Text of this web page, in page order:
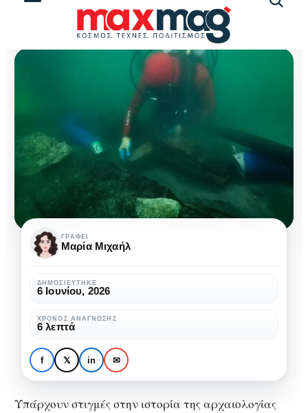
ΑΡΧΑΙΟΛΟΓΊΑ ΠΟΛΙΤΙΣΜΌΣ
Το πλοίο που δικαίωσε
τον Ηρόδοτο 2.500
χρόνια μετά
πλοίο
που
δικαίωσε
τον
Ηρόδοτο
2.500
χρόνια
ΓΡΆΦΕΙ
Μαρία Μιχαήλ
ΔΗΜΟΣΙΕΎΤΗΚΕ
6 Ιουνίου, 2026
ΧΡΌΝΟΣ ΑΝΆΓΝΩΣΗΣ
6 λεπτά
f 𝕏 in ✉
Υπάρχουν στιγμές στην ιστορία της αρχαιολογίας